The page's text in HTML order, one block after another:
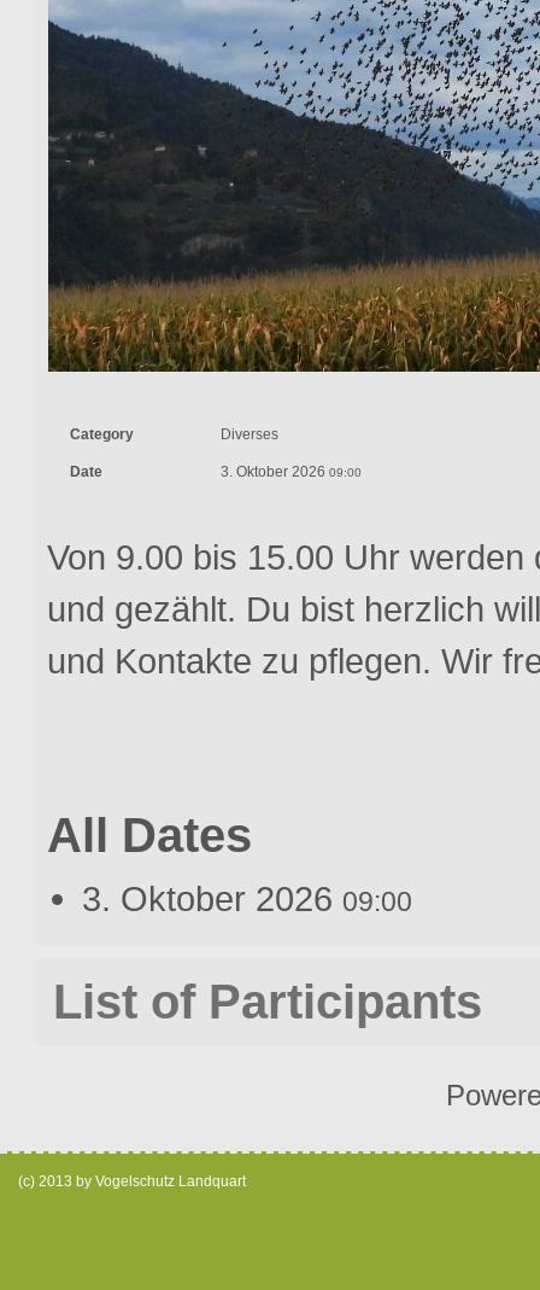
Category Diverses
Date 3. Oktober 2026 09:00
Von 9.00 bis 15.00 Uhr
und gezählt. Du bist herzlich
und Kontakte zu pflegen. Wir
All Dates
3. Oktober 2026 09:00
List of Participants
(c) 2013 by Vogelschutz Landquart